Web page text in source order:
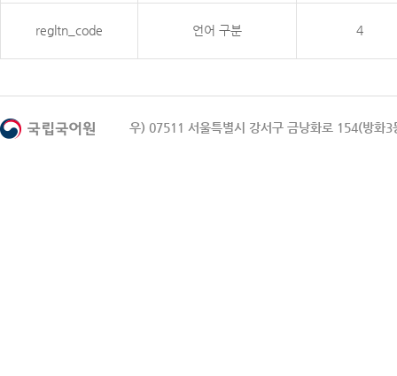
regltn_code 언어 구분 4
우) 07511 서울특별시 강서구 금낭화로 154(방화3